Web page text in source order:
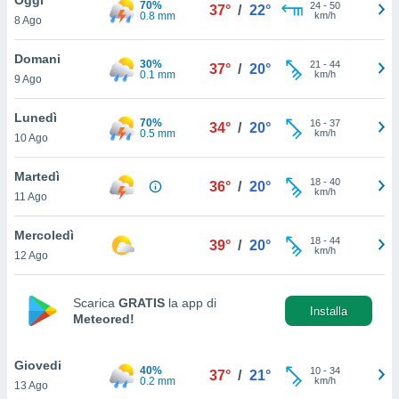
è
al sito
di
ci
di
il
un
la
nella
8 Ago
70%
0.8 mm
37° / 22° 24- 50
km/h
Domani
9 Ago
30%
0.1 mm
37° / 20° 21 - 44
km/h
Lunedì
10 Ago
70%
0.5 mm
34° / 20° 16- 37
km/h
Martedì
11 Ago
36° / 20° 18- 40
km/h
Mercoledì
12 Ago
39° / 20° 18- 44
km/h
Scarica GRATIS la app di
Meteored!
Installa
Giovedi
13 Ago
40%
0.2 mm
37° / 21° 10- 34
km/h